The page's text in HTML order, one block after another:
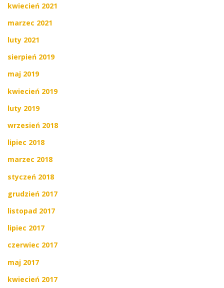
kwiecień 2021
marzec 2021
luty 2021
sierpień 2019
maj 2019
kwiecień 2019
luty 2019
wrzesień 2018
lipiec 2018
marzec 2018
styczeń 2018
grudzień 2017
listopad 2017
lipiec 2017
czerwiec 2017
maj 2017
kwiecień 2017